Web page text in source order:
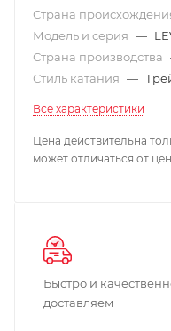
Страна
Модель и серия —
Страна производства
Стиль катания —
Все характеристики
Цена действительна
может отличаться от
Быстро и
доставляем